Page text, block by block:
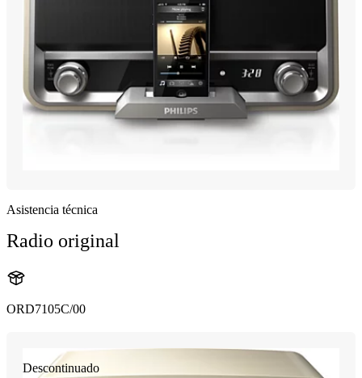
Asistencia técnica
Radio original
ORD7105C/00
Descontinuado